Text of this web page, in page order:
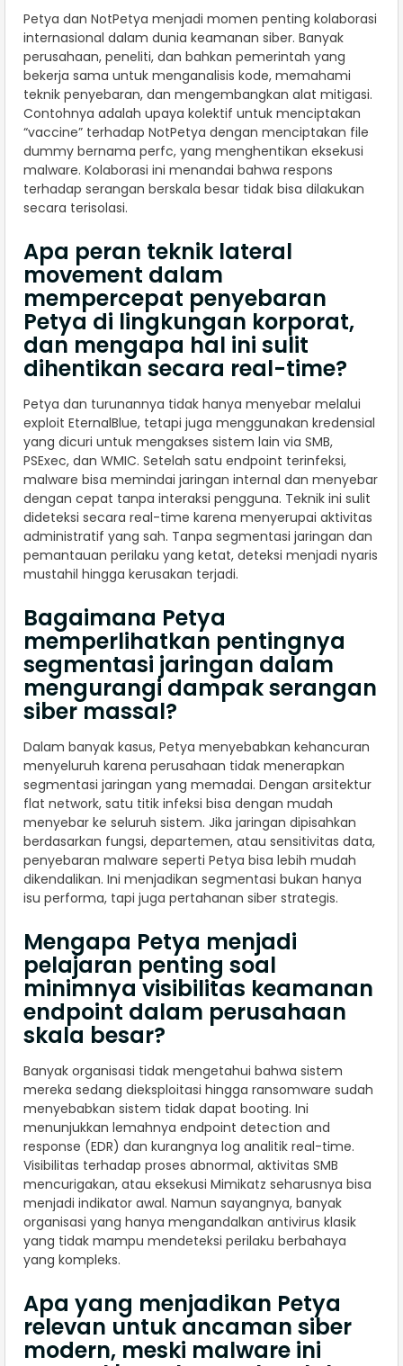
Petya dan NotPetya menjadi momen penting kolaborasi
internasional dalam dunia keamanan siber. Banyak
perusahaan, peneliti, dan bahkan pemerintah yang
bekerja sama untuk menganalisis kode, memahami
teknik penyebaran, dan mengembangkan alat mitigasi.
Contohnya adalah upaya kolektif untuk menciptakan
“vaccine” terhadap NotPetya dengan menciptakan file
dummy bernama perfc, yang menghentikan eksekusi
malware. Kolaborasi ini menandai bahwa respons
terhadap serangan berskala besar tidak bisa dilakukan
secara terisolasi.
Apa peran teknik lateral
movement dalam
mempercepat penyebaran
Petya di lingkungan korporat,
dan mengapa hal ini sulit
dihentikan secara real-time?
Petya dan turunannya tidak hanya menyebar melalui
exploit EternalBlue, tetapi juga menggunakan kredensial
yang dicuri untuk mengakses sistem lain via SMB,
PSExec, dan WMIC. Setelah satu endpoint terinfeksi,
malware bisa memindai jaringan internal dan menyebar
dengan cepat tanpa interaksi pengguna. Teknik ini sulit
dideteksi secara real-time karena menyerupai aktivitas
administratif yang sah. Tanpa segmentasi jaringan dan
pemantauan perilaku yang ketat, deteksi menjadi nyaris
mustahil hingga kerusakan terjadi.
Bagaimana Petya
memperlihatkan pentingnya
segmentasi jaringan dalam
mengurangi dampak serangan
siber massal?
Dalam banyak kasus, Petya menyebabkan kehancuran
menyeluruh karena perusahaan tidak menerapkan
segmentasi jaringan yang memadai. Dengan arsitektur
flat network, satu titik infeksi bisa dengan mudah
menyebar ke seluruh sistem. Jika jaringan dipisahkan
berdasarkan fungsi, departemen, atau sensitivitas data,
penyebaran malware seperti Petya bisa lebih mudah
dikendalikan. Ini menjadikan segmentasi bukan hanya
isu performa, tapi juga pertahanan siber strategis.
Mengapa Petya menjadi
pelajaran penting soal
minimnya visibilitas keamanan
endpoint dalam perusahaan
skala besar?
Banyak organisasi tidak mengetahui bahwa sistem
mereka sedang dieksploitasi hingga ransomware sudah
menyebabkan sistem tidak dapat booting. Ini
menunjukkan lemahnya endpoint detection and
response (EDR) dan kurangnya log analitik real-time.
Visibilitas terhadap proses abnormal, aktivitas SMB
mencurigakan, atau eksekusi Mimikatz seharusnya bisa
menjadi indikator awal. Namun sayangnya, banyak
organisasi yang hanya mengandalkan antivirus klasik
yang tidak mampu mendeteksi perilaku berbahaya
yang kompleks.
Apa yang menjadikan Petya
relevan untuk ancaman siber
modern, meski malware ini